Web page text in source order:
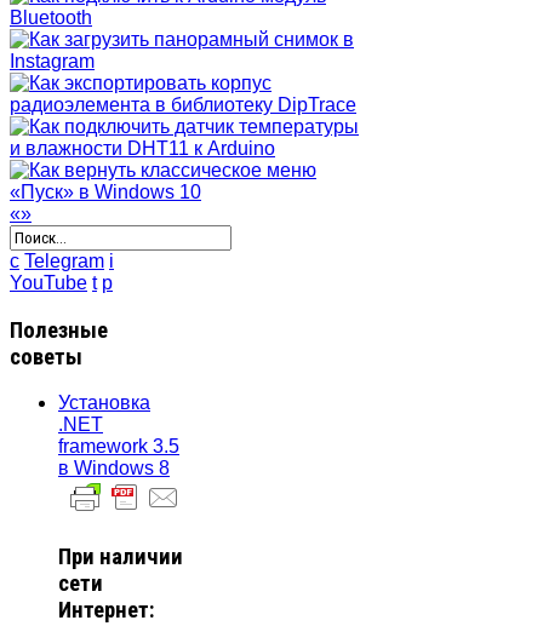
«»
c Telegram i
YouTube t p
Полезные
советы
Установка
.NET
framework 3.5
в Windows 8
При наличии
сети
Интернет: